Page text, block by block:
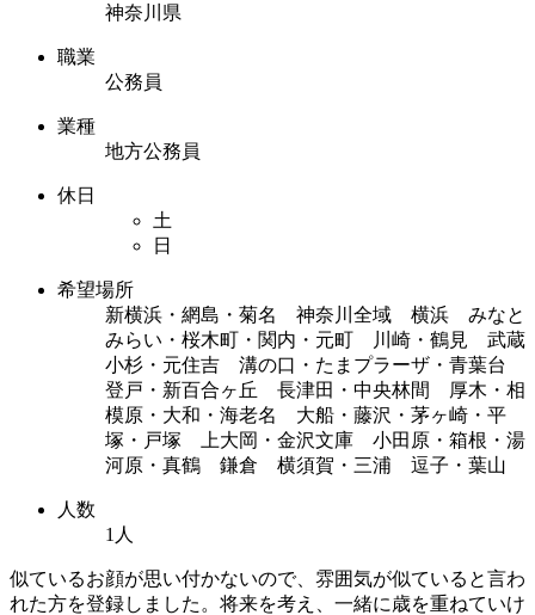
神奈川県
職業
公務員
業種
地方公務員
休日
土
日
希望場所
新横浜・網島・菊名 神奈川全域 横浜 みなと
みらい・桜木町・関内・元町 川崎・鶴見 武蔵
小杉・元住吉 溝の口・たまプラーザ・青葉台
登戸・新百合ヶ丘 長津田・中央林間 厚木・相
模原・大和・海老名 大船・藤沢・茅ヶ崎・平
塚・戸塚 上大岡・金沢文庫 小田原・箱根・湯
河原・真鶴 鎌倉 横須賀・三浦 逗子・葉山
人数
1人
似ているお顔が思い付かないので、雰囲気が似ていると言わ
れた方を登録しました。将来を考え、一緒に歳を重ねていけ